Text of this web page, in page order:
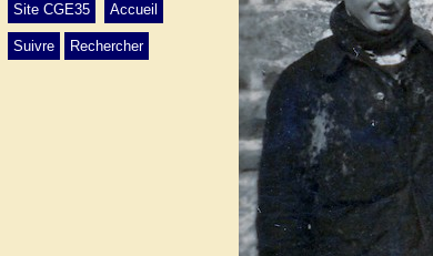
Site CGE35 Accueil
Suivre Rechercher